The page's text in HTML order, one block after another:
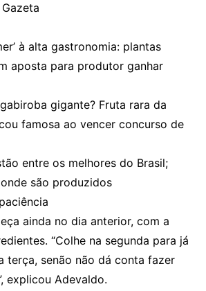
à alta gastronomia: plantas
aposta para produtor ganhar
gigante? Fruta rara da
famosa ao vencer concurso de
entre os melhores do Brasil;
são produzidos
ainda no dia anterior, com a
“Colhe na segunda para já
terça, senão não dá conta fazer
explicou Adevaldo.